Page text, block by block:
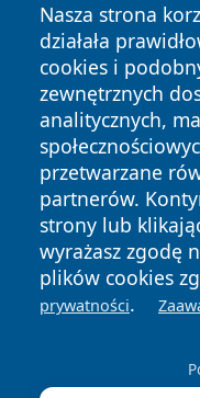
Nasza strona
działała
cookies i
zewnętrznych
analitycznych,
przetwarzane
partnerów.
strony lub
wyrażasz zgodę
plików cookies
prywatności.
Copyright © 2026
zastrzeżone.
News Autorzy